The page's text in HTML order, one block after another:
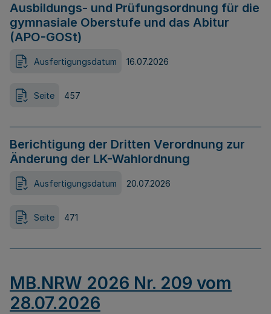
Ausbildungs- und Prüfungsordnung für die
gymnasiale Oberstufe und das Abitur
(APO-GOSt)
Ausfertigungsdatum 16.07.2026
Seite 457
Berichtigung der Dritten Verordnung zur
Änderung der LK-Wahlordnung
Ausfertigungsdatum 20.07.2026
Seite 471
MB.NRW 2026 Nr. 209 vom
28.07.2026